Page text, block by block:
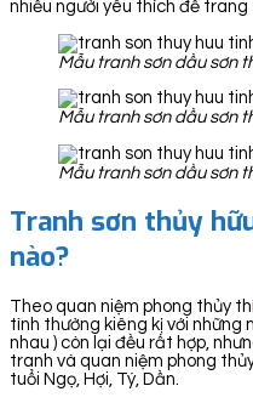
nhiều người yêu thích để trang
Mẫu tranh sơn dầu sơn
Mẫu tranh sơn dầu sơn
Mẫu tranh sơn dầu sơn
Tranh sơn thủy
nào?
Theo quan niệm phong thủy
tình thường kiêng kị với những
nhau ) còn lại đều rất hợp,
tranh và quan niệm phong
tuổi Ngọ, Hợi, Tý, Dần.